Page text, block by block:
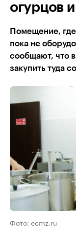
огурцов
Помещение,
пока не
сообщают, что
закупить туда
Фото: ecmz.ru